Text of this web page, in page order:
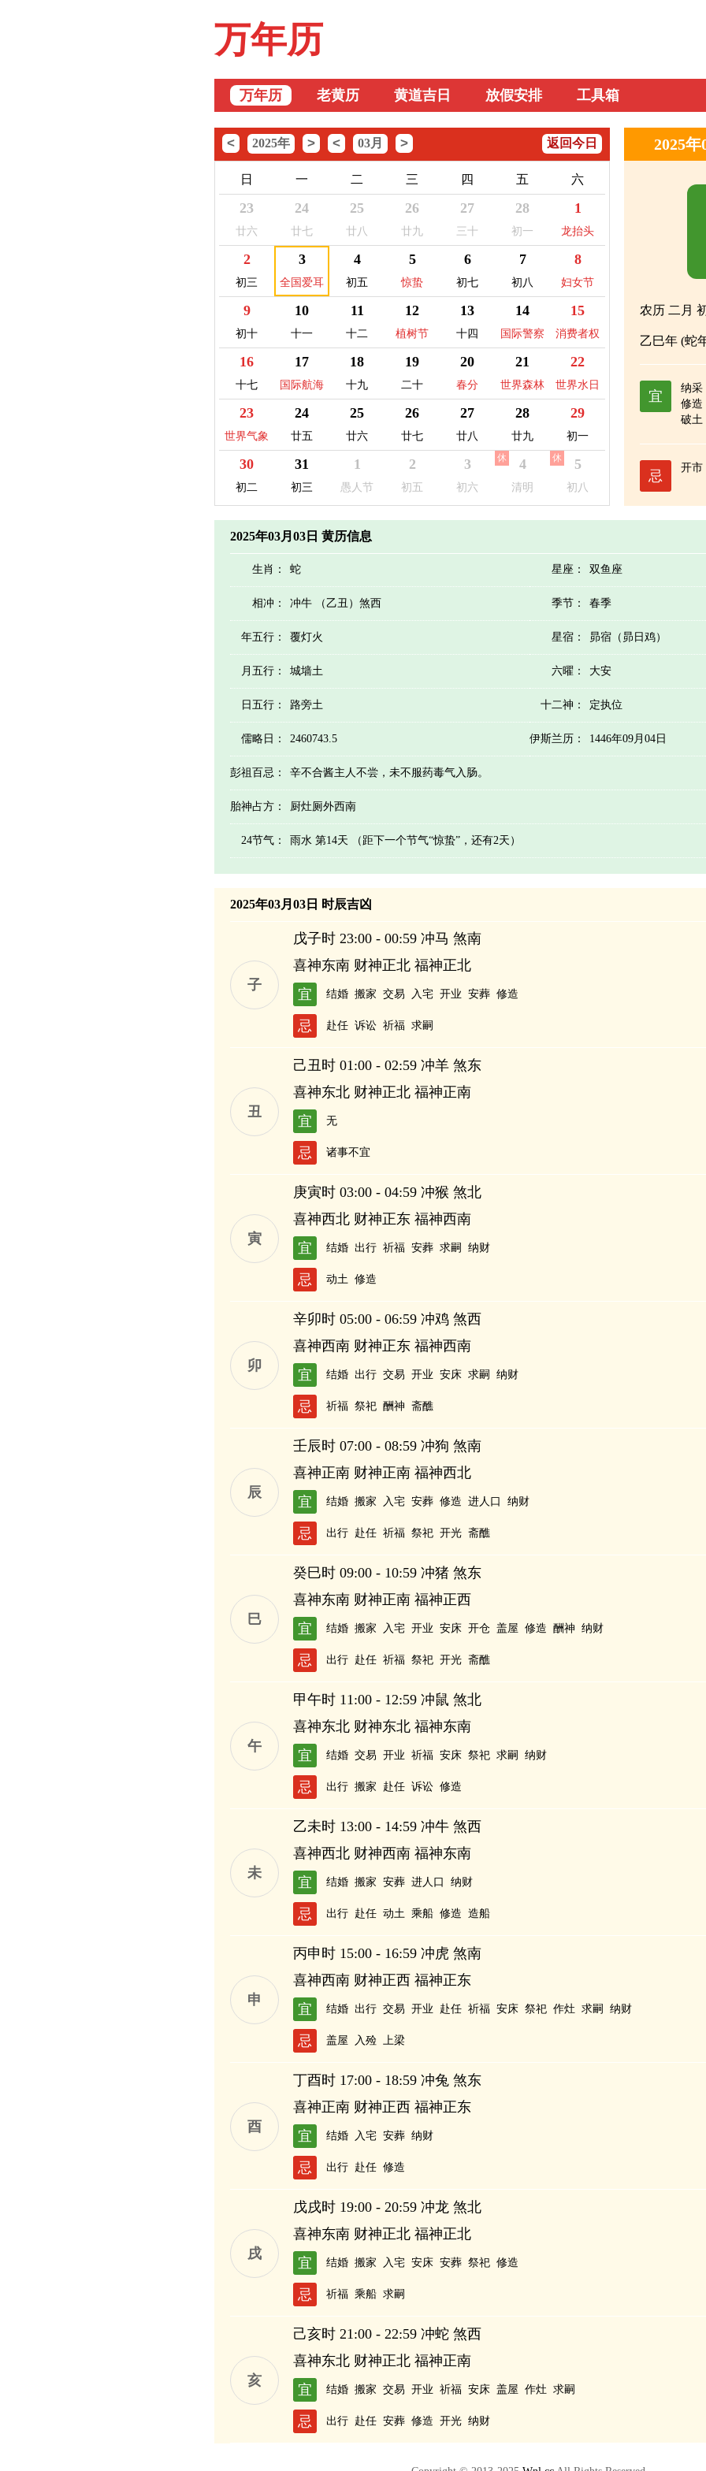
万年历
万年历 老黄历 黄道吉日 放假安排 工具箱
< 2025年 > < 03月 > 返回今日
日 一 二 三 四 五 六
23
廿六
24
廿七
25
廿八
26
廿九
27
三十
28
初一
1
龙抬头
2
初三
3
全国爱耳
日
4
初五
5
惊蛰
6
初七
7
初八
8
妇女节
9
初十
10
十一
11
十二
12
植树节
13
十四
14
国际警察
日
15
消费者权
益日
16
十七
17
国际航海
日
18
十九
19
二十
20
春分
21
世界森林
日
22
世界水日
23
世界气象
日
24
廿五
25
廿六
26
廿七
27
廿八
28
廿九
29
初一
30
初二
31
初三
1
愚人节
2
初五
3
初六
4
清明
休 5
初八
休
2025
农历 二月
乙巳年 (蛇
宜
纳采
修造
破土
忌
开市
2025年03月03日 黄历信息
生肖： 蛇 星座： 双鱼座
相冲： 冲牛 （乙丑）煞西 季节： 春季
年五行： 覆灯火 星宿： 昴宿（昴日鸡）
月五行： 城墙土 六曜： 大安
日五行： 路旁土 十二神： 定执位
儒略日： 2460743.5 伊斯兰历： 1446年09月04日
彭祖百忌： 辛不合酱主人不尝，未不服药毒气入肠。
胎神占方： 厨灶厕外西南
24节气： 雨水 第14天 （距下一个节气“惊蛰”，还有2天）
2025年03月03日 时辰吉凶
子
戊子时 23:00 - 00:59 冲马 煞南
喜神东南 财神正北 福神正北
宜
结婚 搬家 交易 入宅 开业 安葬 修造
忌 赴任 诉讼 祈福 求嗣
丑
己丑时 01:00 - 02:59 冲羊 煞东
喜神东北 财神正北 福神正南
宜
无
忌 诸事不宜
寅
庚寅时 03:00 - 04:59 冲猴 煞北
喜神西北 财神正东 福神西南
宜
结婚 出行 祈福 安葬 求嗣 纳财
忌 动土 修造
卯
辛卯时 05:00 - 06:59 冲鸡 煞西
喜神西南 财神正东 福神西南
宜
结婚 出行 交易 开业 安床 求嗣 纳财
忌 祈福 祭祀 酬神 斋醮
辰
壬辰时 07:00 - 08:59 冲狗 煞南
喜神正南 财神正南 福神西北
宜
结婚 搬家 入宅 安葬 修造 进人口 纳财
忌 出行 赴任 祈福 祭祀 开光 斋醮
巳
癸巳时 09:00 - 10:59 冲猪 煞东
喜神东南 财神正南 福神正西
宜
结婚 搬家 入宅 开业 安床 开仓 盖屋 修造 酬神 纳财
忌 出行 赴任 祈福 祭祀 开光 斋醮
午
甲午时 11:00 - 12:59 冲鼠 煞北
喜神东北 财神东北 福神东南
宜
结婚 交易 开业 祈福 安床 祭祀 求嗣 纳财
忌 出行 搬家 赴任 诉讼 修造
未
乙未时 13:00 - 14:59 冲牛 煞西
喜神西北 财神西南 福神东南
宜
结婚 搬家 安葬 进人口 纳财
忌 出行 赴任 动土 乘船 修造 造船
申
丙申时 15:00 - 16:59 冲虎 煞南
喜神西南 财神正西 福神正东
宜
结婚 出行 交易 开业 赴任 祈福 安床 祭祀 作灶 求嗣 纳财
忌 盖屋 入殓 上梁
酉
丁酉时 17:00 - 18:59 冲兔 煞东
喜神正南 财神正西 福神正东
宜
结婚 入宅 安葬 纳财
忌 出行 赴任 修造
戌
戊戌时 19:00 - 20:59 冲龙 煞北
喜神东南 财神正北 福神正北
宜
结婚 搬家 入宅 安床 安葬 祭祀 修造
忌 祈福 乘船 求嗣
亥
己亥时 21:00 - 22:59 冲蛇 煞西
喜神东北 财神正北 福神正南
宜
结婚 搬家 交易 开业 祈福 安床 盖屋 作灶 求嗣
忌 出行 赴任 安葬 修造 开光 纳财